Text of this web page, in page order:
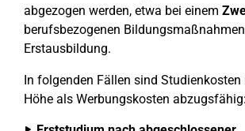
abgezogen werden, etwa bei einem
berufsbezogenen
Erstausbildung.
In folgenden Fällen sind Studienkosten
Höhe als Werbungskosten abzugsfähig: